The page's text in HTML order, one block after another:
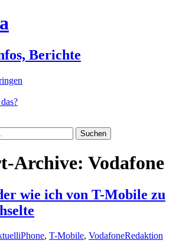
Berichte
Archive: Vodafone
wie ich von T-Mobile zu
iPhone, T-Mobile, VodafoneRedaktion